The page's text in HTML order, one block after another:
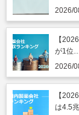
うのニ
2026/
【
が1位
2026/
【
は4.5